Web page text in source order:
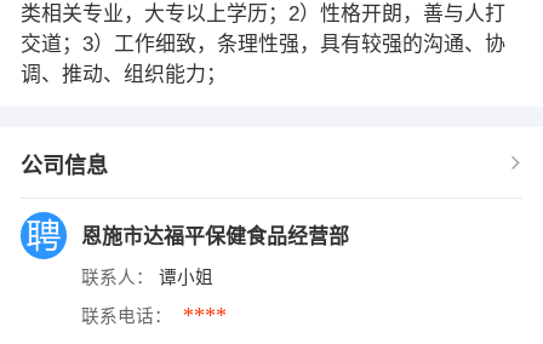
类相关专业，大专以上学历；2）性格开朗，善与人打
交道；3）工作细致，条理性强，具有较强的沟通、协
调、推动、组织能力；
公司信息
恩施市达福平保健食品经营部
联系人： 谭小姐
联系电话： ****